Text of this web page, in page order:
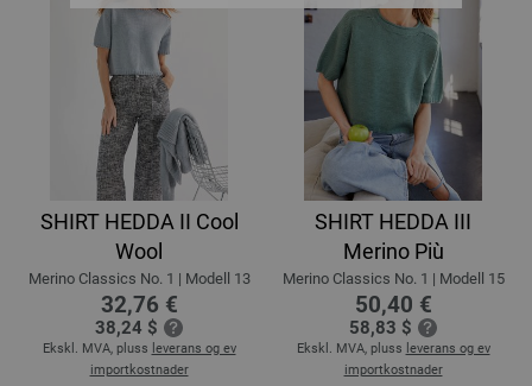
SHIRT HEDDA II Cool
Wool
Merino Classics No. 1 | Modell 13
32,76 €
38,24 $
Ekskl. MVA, pluss leverans og ev
importkostnader
SHIRT HEDDA III
Merino Più
Merino Classics No. 1 | Modell 15
50,40 €
58,83 $
Ekskl. MVA, pluss leverans og ev
importkostnader